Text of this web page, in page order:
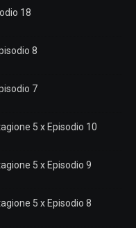
18
8
7
5 x Episodio 10
5 x Episodio 9
5 x Episodio 8